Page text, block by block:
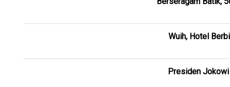
Wuih, Hotel
Presiden Jokowi